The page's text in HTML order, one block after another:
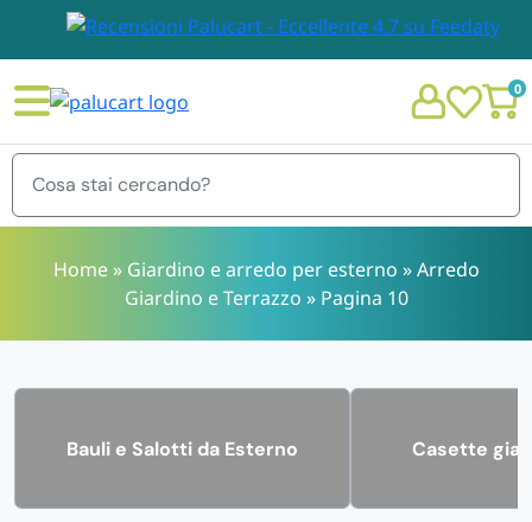
0
Menu
Personalizzazione Monouso
Home» Giardino e arredo per esterno »Arredo
Giardino e Terrazzo » Pagina 10
Bauli e Salotti da Esterno Casette